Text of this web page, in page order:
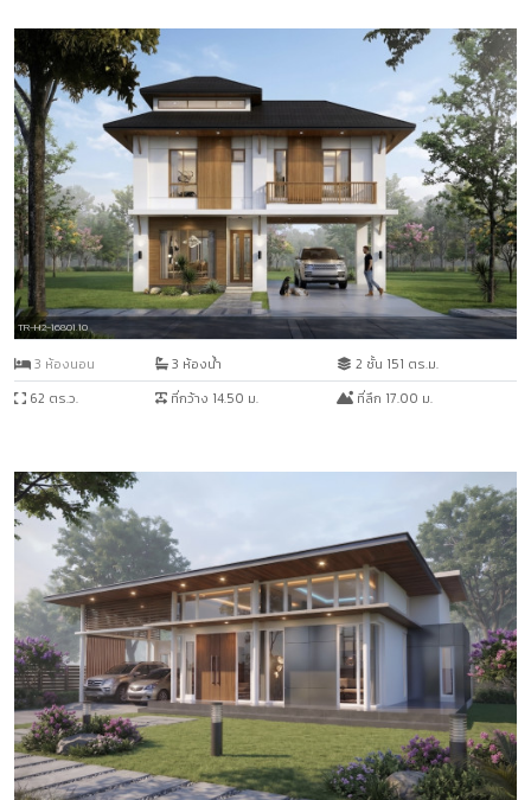
TR-H2-16801.10
3 ห้องนอน 3 ห้องน้ำ
2 ชั้น 151 ตร.ม.
62 ตร.ว.
ที่กว้าง 14.50 ม. ที่ลึก 17.00 ม.